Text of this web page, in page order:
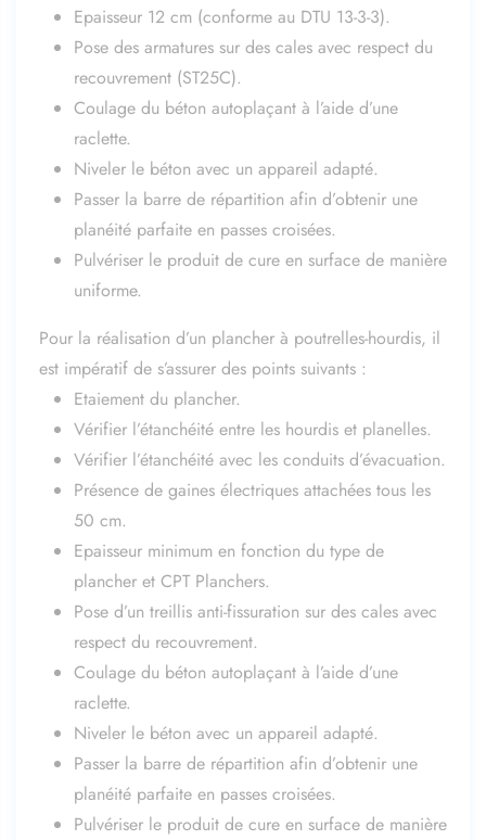
Epaisseur 12 cm (conforme au DTU 13-3-3).
Pose des armatures sur des cales avec respect du
recouvrement (ST25C).
Coulage du béton autoplaçant à l’aide d’une
raclette.
Niveler le béton avec un appareil adapté.
Passer la barre de répartition afin d’obtenir une
planéité parfaite en passes croisées.
Pulvériser le produit de cure en surface de manière
uniforme.
Pour la réalisation d’un plancher à poutrelles-hourdis, il
est impératif de s’assurer des points suivants :
Etaiement du plancher.
Vérifier l’étanchéité entre les hourdis et planelles.
Vérifier l’étanchéité avec les conduits d’évacuation.
Présence de gaines électriques attachées tous les
50 cm.
Epaisseur minimum en fonction du type de
plancher et CPT Planchers.
Pose d’un treillis anti-fissuration sur des cales avec
respect du recouvrement.
Coulage du béton autoplaçant à l’aide d’une
raclette.
Niveler le béton avec un appareil adapté.
Passer la barre de répartition afin d’obtenir une
planéité parfaite en passes croisées.
Pulvériser le produit de cure en surface de manière